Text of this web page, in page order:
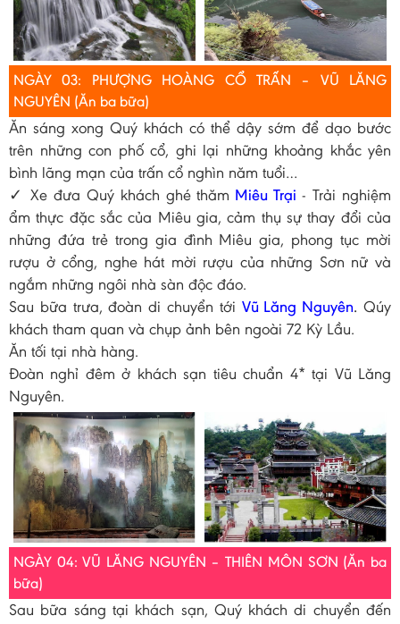
NGÀY 03: PHƯỢNG HOÀNG CỔ TRẤN – VŨ LĂNG
NGUYÊN (Ăn ba bữa)
Ăn sáng xong Quý khách có thể dậy sớm để dạo bước
trên những con phố cổ, ghi lại những khoảng khắc yên
bình lãng mạn của trấn cổ nghìn năm tuổi…
✓ Xe đưa Quý khách ghé thăm Miêu Trại- Trải nghiệm
ẩm thực đặc sắc của Miêu gia, cảm thụ sự thay đổi của
những đứa trẻ trong gia đình Miêu gia, phong tục mời
rượu ở cổng, nghe hát mời rượu của những Sơn nữ và
ngắm những ngôi nhà sàn độc đáo.
Sau bữa trưa, đoàn di chuyển tới Vũ Lăng Nguyên. Qúy
khách tham quan và chụp ảnh bên ngoài 72 Kỳ Lầu.
Ăn tối tại nhà hàng.
Đoàn nghỉ đêm ở khách sạn tiêu chuẩn 4* tại Vũ Lăng
Nguyên.
NGÀY 04: VŨ LĂNG NGUYÊN – THIÊN MÔN SƠN (Ăn ba
bữa)
Sau bữa sáng tại khách sạn, Quý khách di chuyển đến